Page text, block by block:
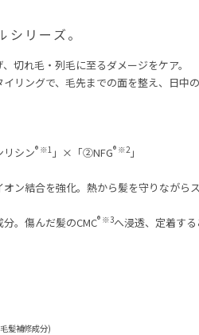
リーズ。
切れ毛・列毛に至るダメージをケア。
リングで、毛先までの面を整え、日中
リシン® ※1 」×「②NFG® ※2」
ン結合を強化。熱から髪を守りながら
。傷んだ髪のCMC® ※3へ浸透、定着す
髪補修成分)